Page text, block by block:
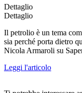
Dettaglio
Dettaglio
Il petrolio è un tema
sia perché porta dietro
Nicola Armaroli su
Leggi l'articolo